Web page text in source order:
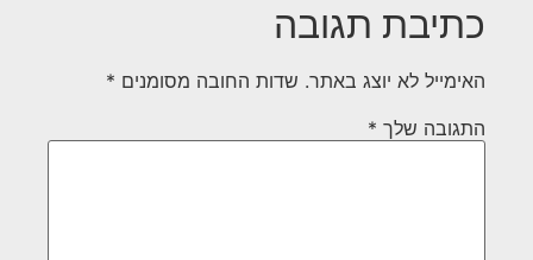
כתיבת תגובה
האימייל לא יוצג באתר. שדות החובה מסומנים *
התגובה שלך *